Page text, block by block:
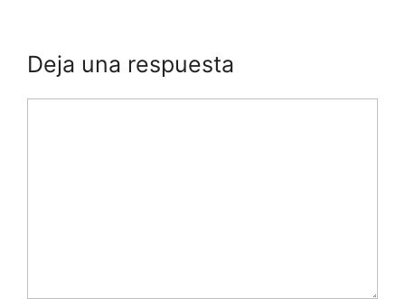
Deja una respuesta